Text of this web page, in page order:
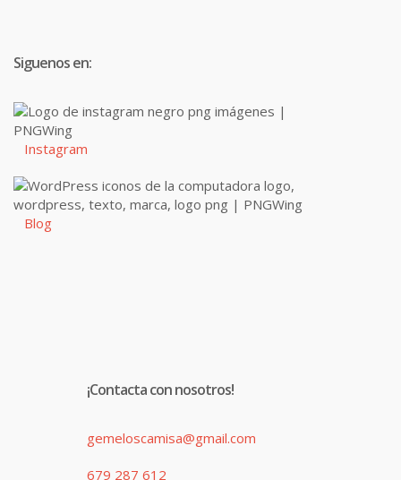
Siguenos en:
Instagram
Blog
¡Contacta con nosotros!
gemeloscamisa@gmail.com
679 287 612